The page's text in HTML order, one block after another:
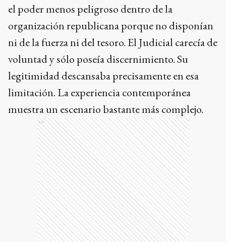
el poder menos peligroso dentro de la
organización republicana porque no disponían
ni de la fuerza ni del tesoro. El Judicial carecía de
voluntad y sólo poseía discernimiento. Su
legitimidad descansaba precisamente en esa
limitación. La experiencia contemporánea
muestra un escenario bastante más complejo.
Ads